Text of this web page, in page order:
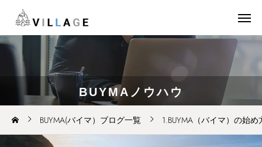
BUYMAノウハウ
BUYMA(バイマ）ブログ一覧 1.BUYMA（バイマ）の始め